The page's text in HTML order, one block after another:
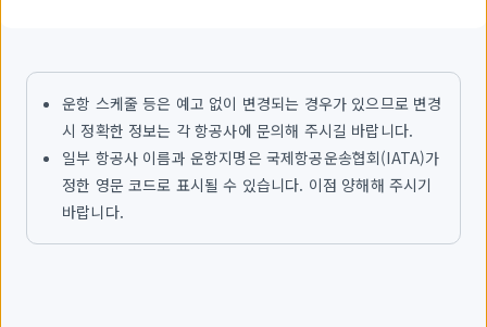
운항 스케줄 등은 예고 없이 변경되는 경우가 있으므로 변경
시 정확한 정보는 각 항공사에 문의해 주시길 바랍니다.
일부 항공사 이름과 운항지명은 국제항공운송협회(IATA)가
정한 영문 코드로 표시될 수 있습니다. 이점 양해해 주시기
바랍니다.